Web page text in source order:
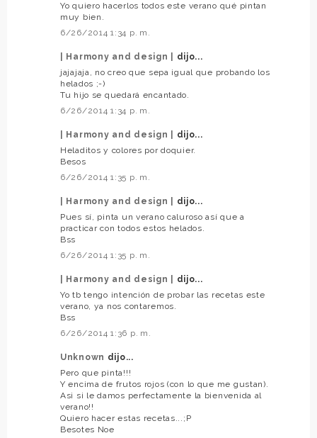
Yo quiero hacerlos todos este verano qué pintan
muy bien.
6/26/2014 1:34 p. m.
| Harmony and design |
dijo...
jajajaja, no creo que sepa igual que probando los
helados ;-)
Tu hijo se quedará encantado.
6/26/2014 1:34 p. m.
| Harmony and design |
dijo...
Heladitos y colores por doquier.
Besos
6/26/2014 1:35 p. m.
| Harmony and design |
dijo...
Pues sí, pinta un verano caluroso así que a
practicar con todos estos helados.
Bss
6/26/2014 1:35 p. m.
| Harmony and design |
dijo...
Yo tb tengo intención de probar las recetas este
verano, ya nos contaremos.
Bss
6/26/2014 1:36 p. m.
Unknown dijo...
Pero que pinta!!!
Y encima de frutos rojos (con lo que me gustan).
Asi si le damos perfectamente la bienvenida al
verano!!
Quiero hacer estas recetas...;P
Besotes Noe